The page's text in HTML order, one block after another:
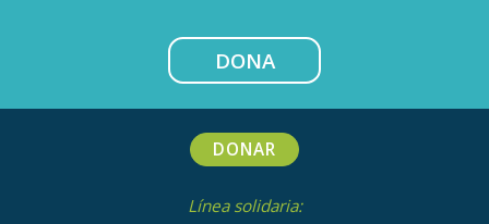
DONA
DONAR
Línea solidaria: